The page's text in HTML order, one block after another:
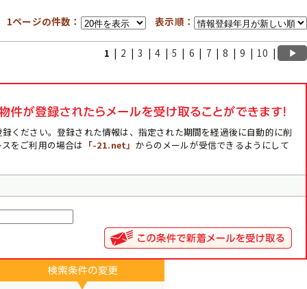
1ページの件数： 表示順：
1 | 2 | 3 | 4 | 5 | 6 | 7 | 8 | 9 | 10 |
ください。登録された情報は、指定された期間を経過後に自動的に削
をご利用の場合は 「-21.net」 からのメールが受信できるようにして